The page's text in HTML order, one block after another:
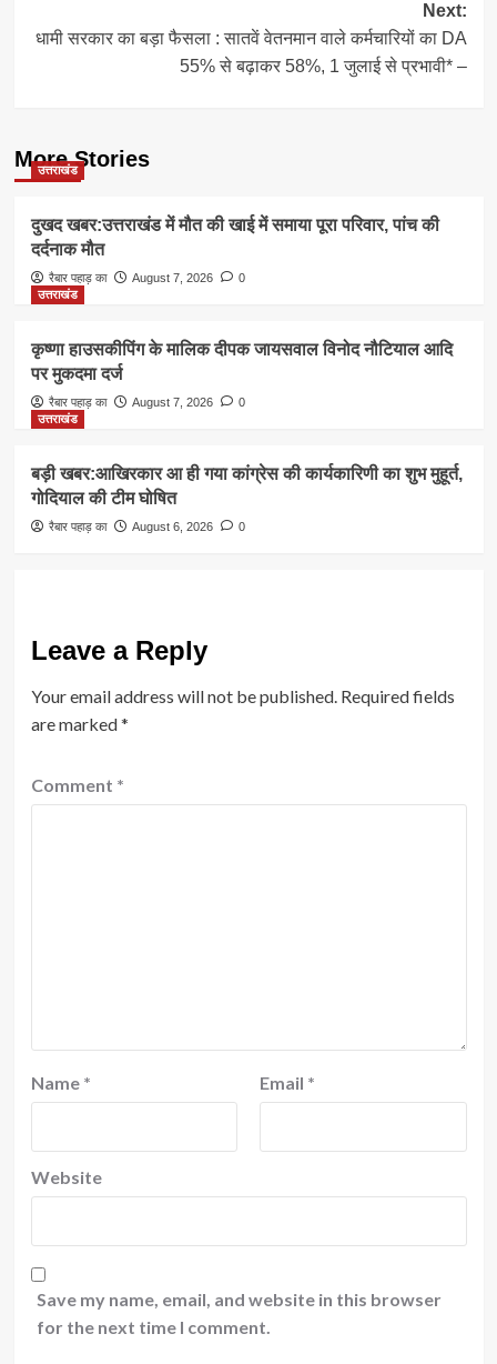
Next:
धामी सरकार का बड़ा फैसला : सातवें वेतनमान वाले कर्मचारियों का DA
55% से बढ़ाकर 58%, 1 जुलाई से प्रभावी* –
More Stories
उत्तराखंड
दुखद खबर:उत्तराखंड में मौत की खाई में समाया पूरा परिवार, पांच की
दर्दनाक मौत
रैबार पहाड़ का August 7, 2026
0
उत्तराखंड
कृष्णा हाउसकीपिंग के मालिक दीपक जायसवाल विनोद नौटियाल आदि
पर मुकदमा दर्ज
रैबार पहाड़ का August 7, 2026
0
उत्तराखंड
बड़ी खबर:आखिरकार आ ही गया कांग्रेस की कार्यकारिणी का शुभ मुहूर्त,
गोदियाल की टीम घोषित
रैबार पहाड़ का August 6, 2026 0
Leave a Reply
Your email address will not be published. Required fields
are marked*
Comment *
Name * Email *
Website
Save my name, email, and website in this browser
for the next time I comment.